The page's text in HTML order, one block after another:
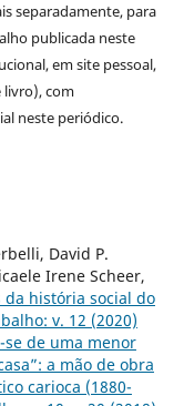
separadamente, para
publicada neste
em site pessoal,
livro), com
neste periódico.
David P.
Irene Scheer,
da história social do
v. 12 (2020)
se de uma menor
a mão de obra
carioca (1880-